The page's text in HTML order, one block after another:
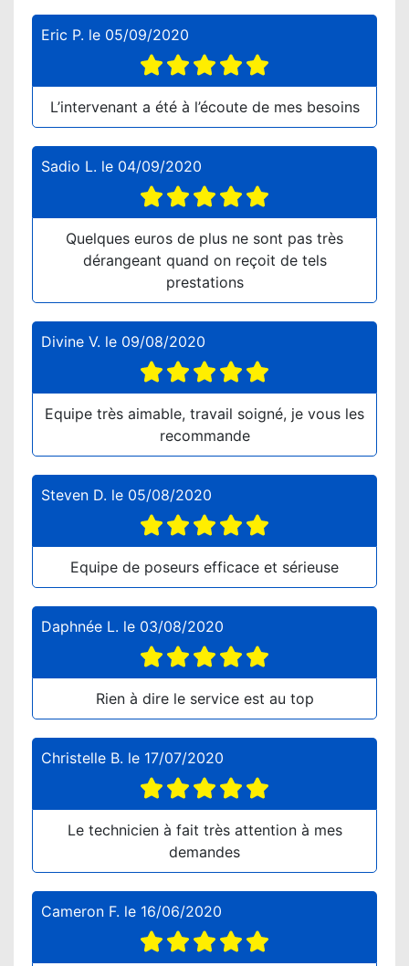
Eric P. le 05/09/2020
L’intervenant a été à l’écoute de mes besoins
Sadio L. le 04/09/2020
Quelques euros de plus ne sont pas très
dérangeant quand on reçoit de tels
prestations
Divine V. le 09/08/2020
Equipe très aimable, travail soigné, je vous les
recommande
Steven D. le 05/08/2020
Equipe de poseurs efficace et sérieuse
Daphnée L. le 03/08/2020
Rien à dire le service est au top
Christelle B. le 17/07/2020
Le technicien à fait très attention à mes
demandes
Cameron F. le 16/06/2020